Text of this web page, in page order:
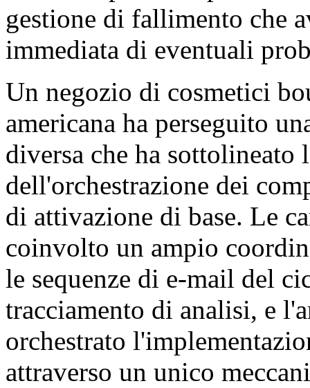
gestione di fallimento che
immediata di eventuali
Un negozio di cosmetici
americana ha perseguito
diversa che ha sottolineato
dell'orchestrazione dei
di attivazione di base. Le
coinvolto un ampio
le sequenze di e-mail del
tracciamento di analisi, e
orchestrato
attraverso un unico